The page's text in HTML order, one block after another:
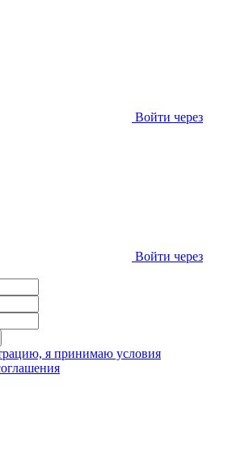
Войти через
Войти через
я принимаю условия